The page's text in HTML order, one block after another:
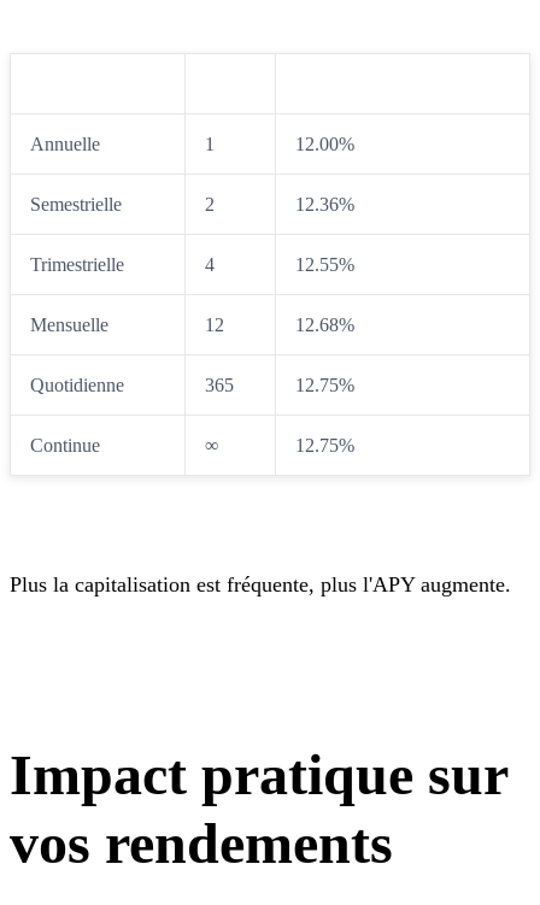
Annuelle 1 12.00%
Semestrielle 2 12.36%
Trimestrielle 4 12.55%
Mensuelle 12 12.68%
Quotidienne 365 12.75%
Continue ∞ 12.75%
Plus la capitalisation est fréquente, plus l'APY augmente.
Impact pratique sur
vos rendements